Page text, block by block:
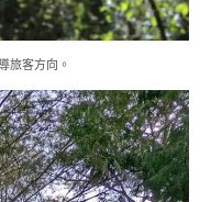
旅客方向。